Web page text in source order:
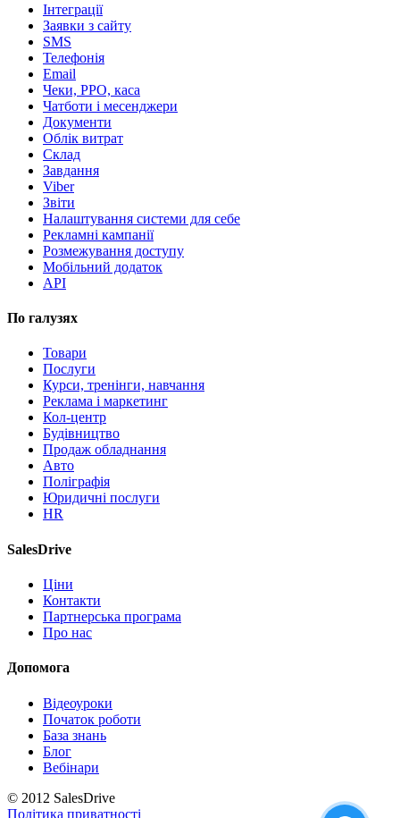
Інтеграції
Заявки з сайту
SMS
Телефонія
Email
Чеки, РРО, каса
Чатботи і месенджери
Документи
Облік витрат
Склад
Завдання
Viber
Звіти
Налаштування системи для себе
Рекламні кампанії
Розмежування доступу
Мобільний додаток
API
По галузях
Товари
Послуги
Курси, тренінги, навчання
Реклама і маркетинг
Кол-центр
Будівництво
Продаж обладнання
Авто
Поліграфія
Юридичні послуги
HR
SalesDrive
Ціни
Контакти
Партнерська програма
Про нас
Допомога
Відеоуроки
Початок роботи
База знань
Блог
Вебінари
© 2012 SalesDrive
Політика приватності